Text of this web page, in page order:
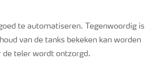
te automatiseren. Tegenwoordig is
van de tanks bekeken kan worden
de teler wordt ontzorgd.